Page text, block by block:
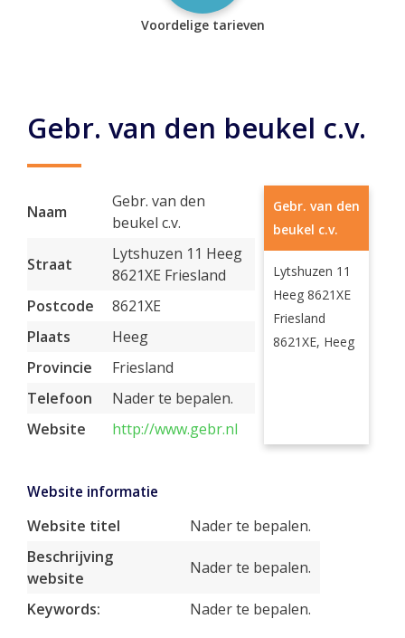
Voordelige tarieven
Gebr. van den beukel c.v.
Naam
Gebr. van den
beukel c.v.
Straat
Lytshuzen 11 Heeg
8621XE Friesland
Postcode
8621XE
Plaats
Heeg
Provincie
Friesland
Telefoon
Nader te bepalen.
Website
http://www.gebr.nl
Gebr. van den
beukel c.v.
Lytshuzen 11
Heeg 8621XE
Friesland
8621XE, Heeg
Website informatie
Website titel
Nader te bepalen.
Beschrijving
website
Nader te bepalen.
Keywords: Nader te bepalen.